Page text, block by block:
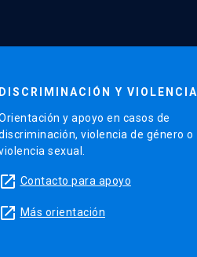
DISCRIMINACIÓN Y VIOLENCIA
y apoyo en casos de
violencia de género o
sexual.
launch Contacto para apoyo
launch Más orientación